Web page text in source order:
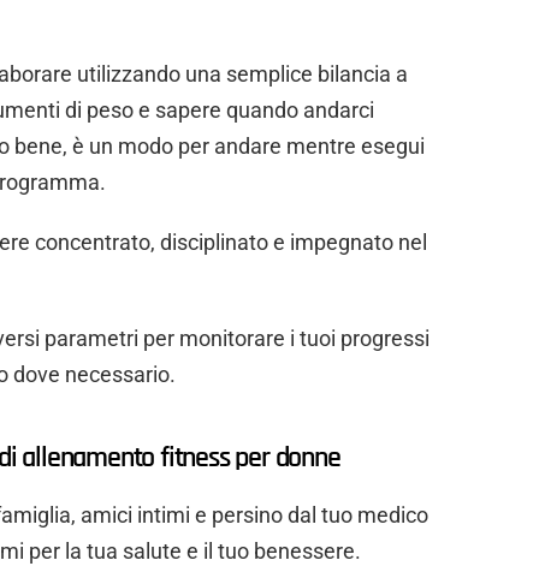
utilizzando una semplice bilancia a
di peso e sapere quando andarci
bene, è un modo per andare mentre esegui
concentrato, disciplinato e impegnato nel
parametri per monitorare i tuoi progressi
dove necessario.
allenamento fitness per donne
amici intimi e persino dal tuo medico
per la tua salute e il tuo benessere.